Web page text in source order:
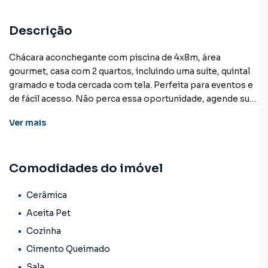
Descrição
Chácara aconchegante com piscina de 4x8m, área
gourmet, casa com 2 quartos, incluindo uma suíte, quintal
gramado e toda cercada com tela. Perfeita para eventos e
de fácil acesso. Não perca essa oportunidade, agende sua
Chácara Lageado, em Campo Grande. Não encontrou o
em Campo Grande? Entre em contato com nossa equipe
pelo telefone (67) 3213-4243.
A KSA FACIL IMOVEIS tem mais opções de apartamentos,
casas residenciais e comerciais, sobrados, terrenos, lojas
e barracões para venda ou locação, além de
Ver mais
Comodidades do imóvel
Cerâmica
Aceita Pet
Cozinha
Cimento Queimado